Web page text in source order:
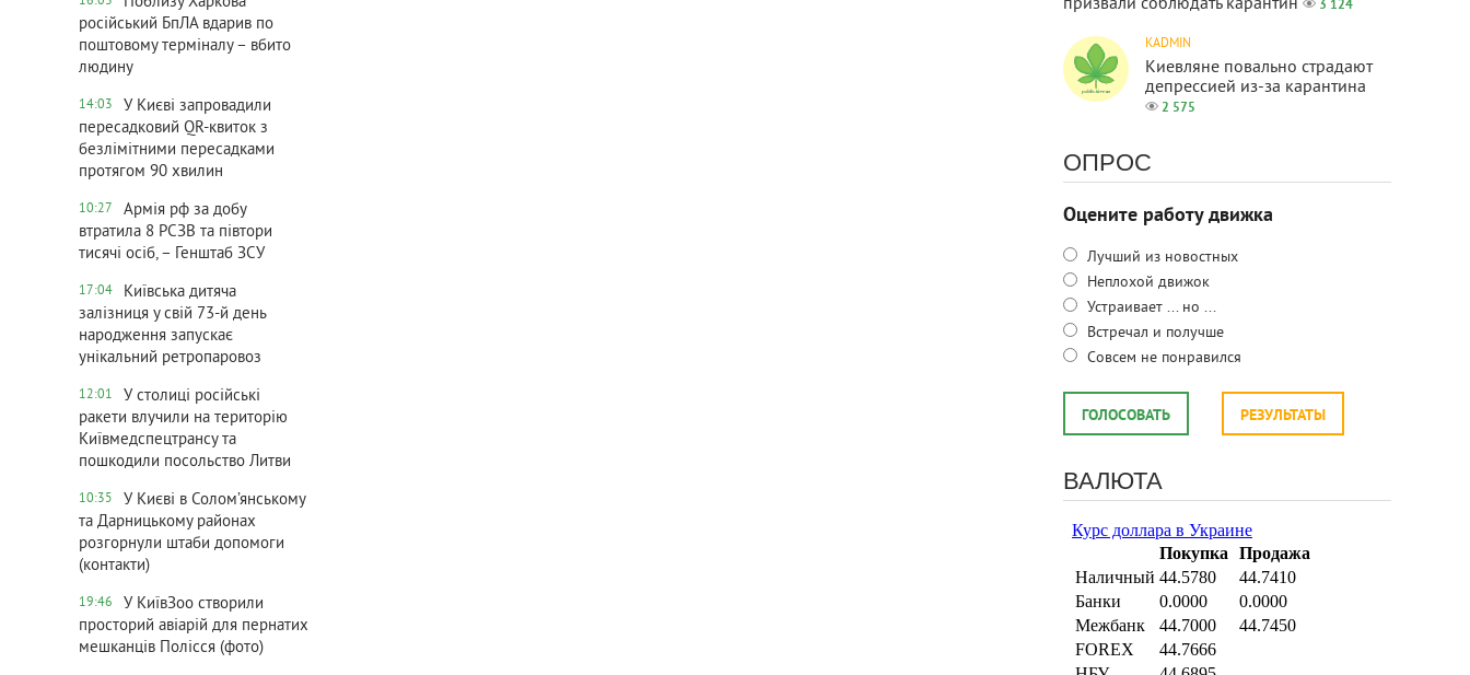
російський БпЛА вдарив по
поштовому терміналу – вбито
людину
14:03
У Києві запровадили
пересадковий QR-квиток з
безлімітними пересадками
протягом 90 хвилин
10:27
Армія рф за добу
втратила 8 РСЗВ та півтори
тисячі осіб, – Генштаб ЗСУ
17:04
Київська дитяча
залізниця у свій 73-й день
народження запускає
унікальний ретропаровоз
12:01
У столиці російські
ракети влучили на територію
Київмедспецтрансу та
пошкодили посольство Литви
10:35
У Києві в Солом’янському
та Дарницькому районах
розгорнули штаби допомоги
(контакти)
19:46
У КиївЗоо створили
просторий авіарій для пернатих
мешканців Полісся (фото)
призвали соблюдать карантин
3 124
KADMIN
Киевляне повально страдают
депрессией из-за карантина
2 575
ОПРОС
Оцените работу движка
Лучший из новостных
Неплохой движок
Устраивает ... но ...
Встречал и получше
Совсем не понравился
ГОЛОСОВАТЬ РЕЗУЛЬТАТЫ
ВАЛЮТА